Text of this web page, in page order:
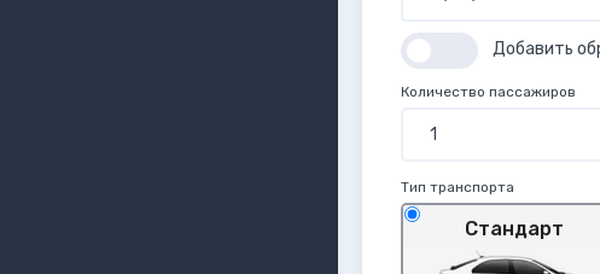
Добавить
Количество пассажиров
Тип транспорта
Стандарт